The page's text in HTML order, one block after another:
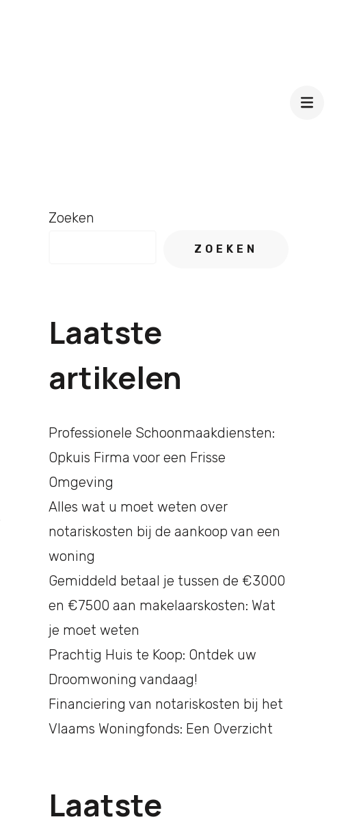
Zoeken
ZOEKEN
Laatste
artikelen
Professionele Schoonmaakdiensten:
Opkuis Firma voor een Frisse
Omgeving
Alles wat u moet weten over
notariskosten bij de aankoop van een
woning
Gemiddeld betaal je tussen de €3000
en €7500 aan makelaarskosten: Wat
je moet weten
Prachtig Huis te Koop: Ontdek uw
Droomwoning vandaag!
Financiering van notariskosten bij het
Vlaams Woningfonds: Een Overzicht
Laatste